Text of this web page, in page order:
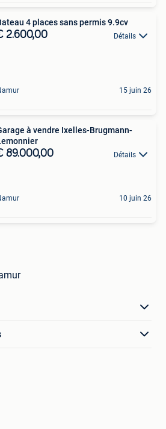
4 places sans permis 9.9cv
2.600,00 Détails
15 juin 26
à vendre Ixelles-Brugmann-
89.000,00 Détails
10 juin 26